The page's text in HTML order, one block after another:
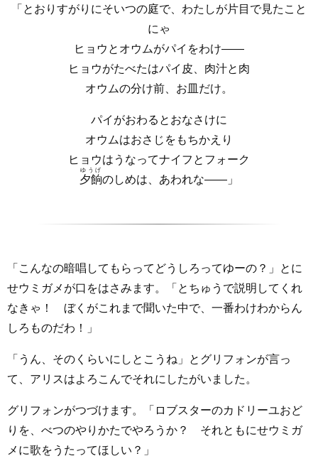
「とおりすがりにそいつの庭で、わたしが片目で見たこと
にゃ
ヒョウとオウムがパイをわけ――
ヒョウがたべたはパイ皮、肉汁と肉
オウムの分け前、お皿だけ。
パイがおわるとおなさけに
オウムはおさじをもちかえり
ヒョウはうなってナイフとフォーク
夕餉
ゆうげ
のしめは、あわれな――」
「こんなの暗唱してもらってどうしろってゆーの？」とに
せウミガメが口をはさみます。「とちゅうで説明してくれ
なきゃ！ ぼくがこれまで聞いた中で、一番わけわからん
しろものだわ！」
「うん、そのくらいにしとこうね」とグリフォンが言っ
て、アリスはよろこんでそれにしたがいました。
グリフォンがつづけます。「ロブスターのカドリーユおど
りを、べつのやりかたでやろうか？ それともにせウミガ
メに歌をうたってほしい？」